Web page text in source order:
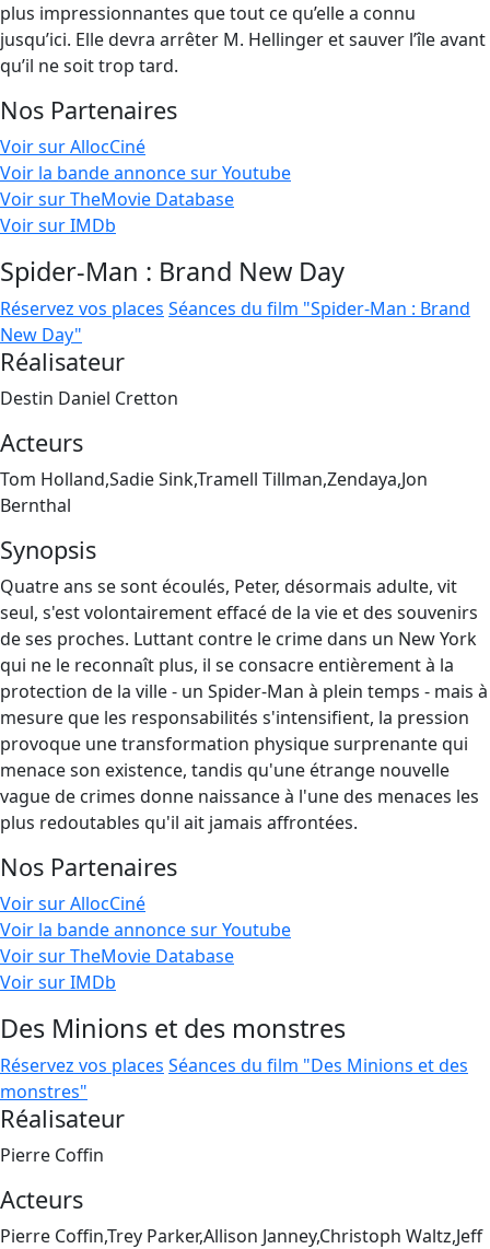
plus impressionnantes que tout ce qu’elle a connu
jusqu’ici. Elle devra arrêter M. Hellinger et sauver l’île avant
qu’il ne soit trop tard.
Nos Partenaires
Voir sur AllocCiné
Voir la bande annonce sur Youtube
Voir sur TheMovie Database
Voir sur IMDb
Spider-Man : Brand New Day
Réservez vos places Séances du film "Spider-Man : Brand
New Day"
Réalisateur
Destin Daniel Cretton
Acteurs
Tom Holland,Sadie Sink,Tramell Tillman,Zendaya,Jon
Bernthal
Synopsis
Quatre ans se sont écoulés, Peter, désormais adulte, vit
seul, s'est volontairement effacé de la vie et des souvenirs
de ses proches. Luttant contre le crime dans un New York
qui ne le reconnaît plus, il se consacre entièrement à la
protection de la ville - un Spider-Man à plein temps - mais à
mesure que les responsabilités s'intensifient, la pression
provoque une transformation physique surprenante qui
menace son existence, tandis qu'une étrange nouvelle
vague de crimes donne naissance à l'une des menaces les
plus redoutables qu'il ait jamais affrontées.
Nos Partenaires
Voir sur AllocCiné
Voir la bande annonce sur Youtube
Voir sur TheMovie Database
Voir sur IMDb
Des Minions et des monstres
Réservez vos places Séances du film "Des Minions et des
monstres"
Réalisateur
Pierre Coffin
Acteurs
Pierre Coffin,Trey Parker,Allison Janney,Christoph Waltz,Jeff